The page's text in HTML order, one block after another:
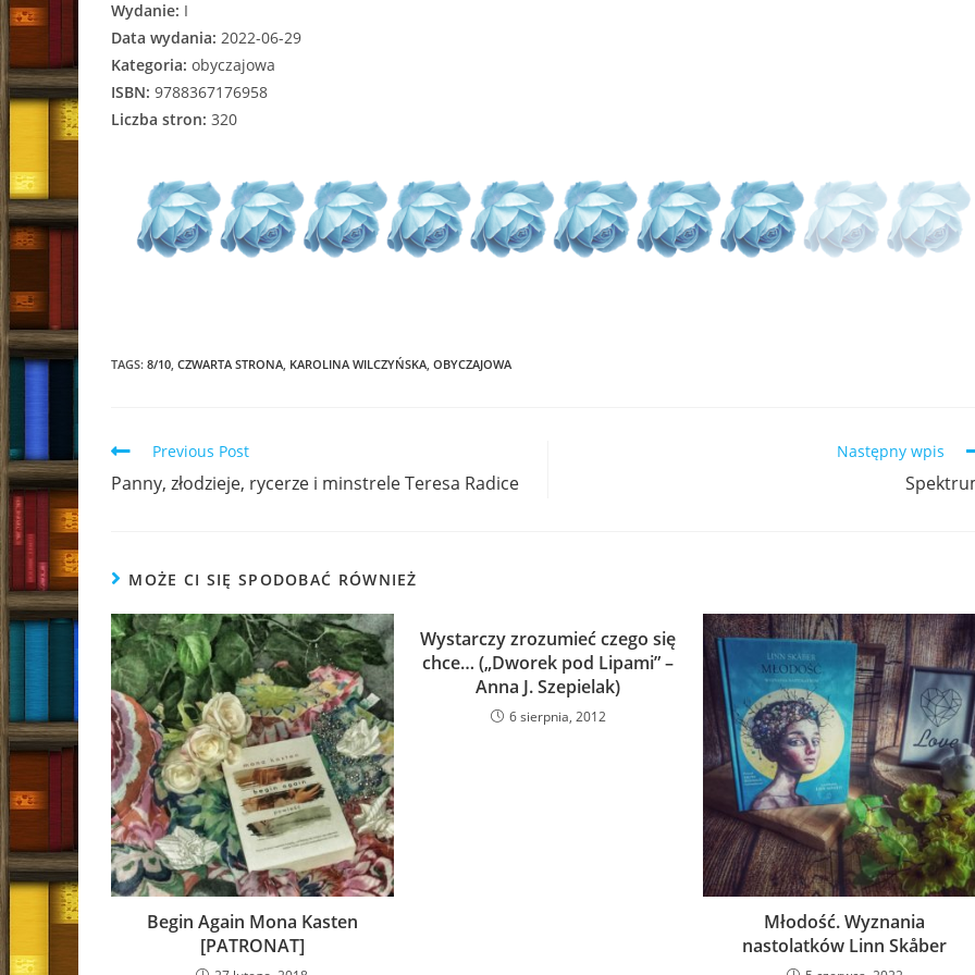
Wydanie: I
Data wydania: 2022-06-29
Kategoria: obyczajowa
ISBN: 9788367176958
Liczba stron: 320
TAGS: 8/10, CZWARTA STRONA, KAROLINA WILCZYŃSKA, OBYCZAJOWA
Read
articles
Previous Post
Panny, złodzieje, rycerze i minstrele Teresa Radice
Następny wpis
MOŻE CI SIĘ SPODOBAĆ RÓWNIEŻ
Begin Again Mona Kasten
[PATRONAT]
Wystarczy zrozumieć czego się
chce… („Dworek pod Lipami” –
Anna J. Szepielak)
6 sierpnia, 2012
Młodość. Wyznania
nastolatków Linn Skåber